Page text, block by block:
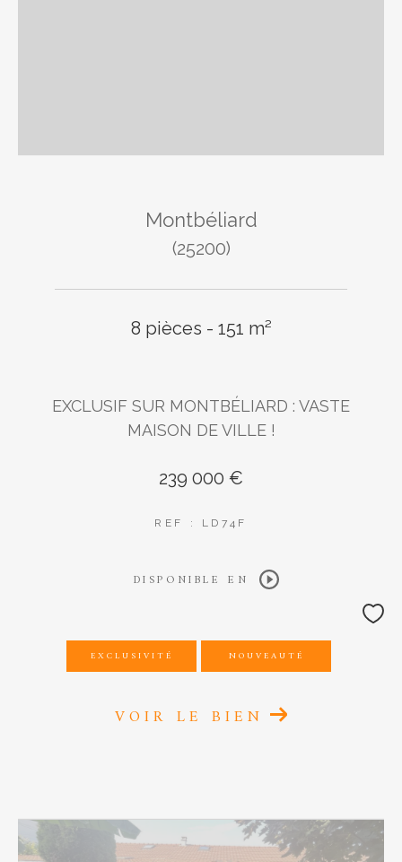
Montbéliard
(25200)
8 pièces - 151 m²
EXCLUSIF SUR MONTBÉLIARD : VASTE
MAISON DE VILLE !
239 000 €
REF : LD74F
DISPONIBLE EN
EXCLUSIVITÉ NOUVEAUTÉ
VOIR LE BIEN